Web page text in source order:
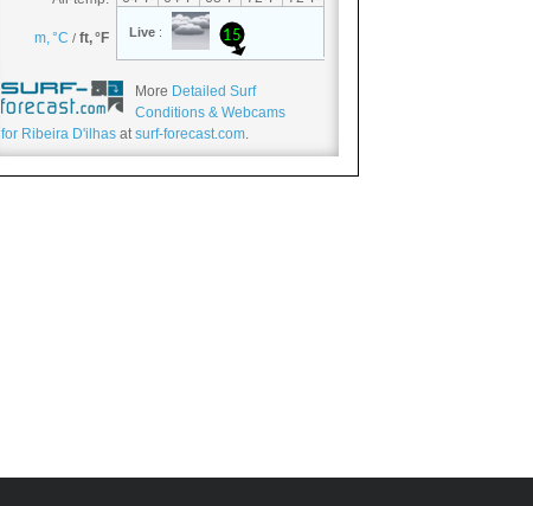
More Detailed Surf
Conditions & Webcams
for Ribeira D'ilhas at surf-forecast.com.